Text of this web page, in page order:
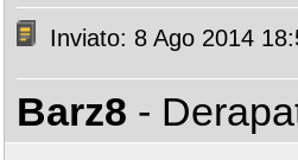
Inviato: 8 Ago 2014
Barz8 -